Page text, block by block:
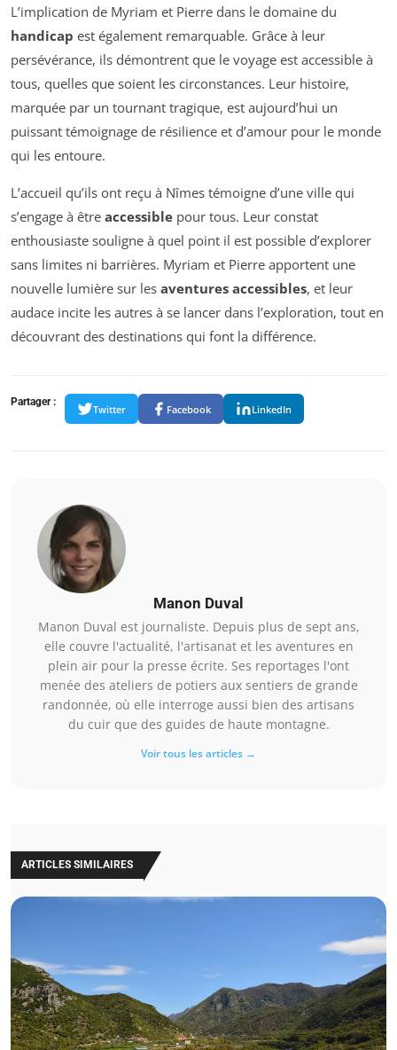
L’implication de Myriam et Pierre dans le domaine du
handicap est également remarquable. Grâce à leur
persévérance, ils démontrent que le voyage est accessible à
tous, quelles que soient les circonstances. Leur histoire,
marquée par un tournant tragique, est aujourd’hui un
puissant témoignage de résilience et d’amour pour le monde
qui les entoure.
L’accueil qu’ils ont reçu à Nîmes témoigne d’une ville qui
s’engage à être accessible pour tous. Leur constat
enthousiaste souligne à quel point il est possible d’explorer
sans limites ni barrières. Myriam et Pierre apportent une
nouvelle lumière sur les aventures accessibles, et leur
audace incite les autres à se lancer dans l’exploration, tout en
découvrant des destinations qui font la différence.
Partager :
Twitter Facebook LinkedIn
Manon Duval
Manon Duval est journaliste. Depuis plus de sept ans,
elle couvre l'actualité, l'artisanat et les aventures en
plein air pour la presse écrite. Ses reportages l'ont
menée des ateliers de potiers aux sentiers de grande
randonnée, où elle interroge aussi bien des artisans
du cuir que des guides de haute montagne.
Voir tous les articles →
ARTICLES SIMILAIRES